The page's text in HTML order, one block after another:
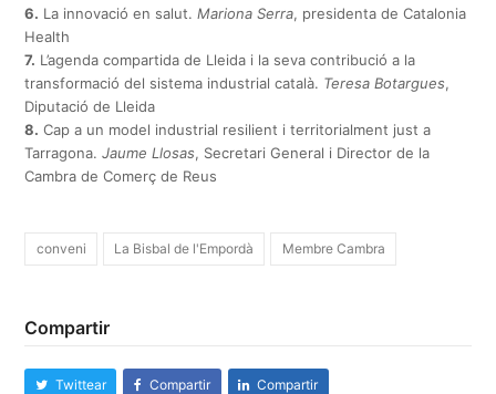
6. La innovació en salut.Mariona Serra, presidenta de Catalonia
Health
7. L’agenda compartida de Lleida i la seva contribució a la
transformació del sistema industrial català. Teresa Botargues,
Diputació de Lleida
8. Cap a un model industrial resilient i territorialment just a
Tarragona.Jaume Llosas, Secretari General i Director de la
Cambra de Comerç de Reus
conveni La Bisbal de l'Empordà Membre Cambra
Compartir
Twittear Compartir Compartir